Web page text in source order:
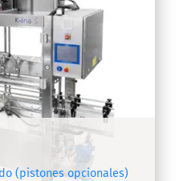
(pistones opcionales)